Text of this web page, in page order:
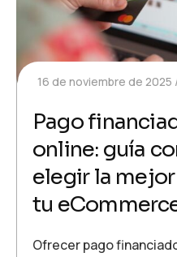
16 de noviembre de 2025
Pago
online: guía
elegir la
tu
Ofrecer pago